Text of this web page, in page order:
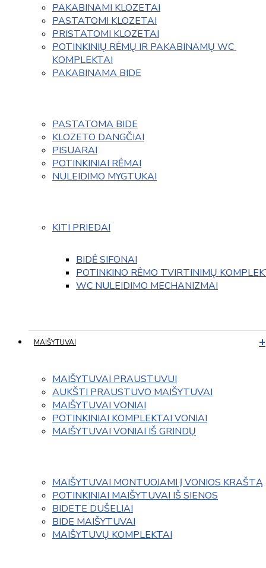
PAKABINAMI KLOZETAI
PASTATOMI KLOZETAI
PRISTATOMI KLOZETAI
POTINKINIŲ RĖMŲ IR PAKABINAMŲ WC
KOMPLEKTAI
PAKABINAMA BIDE
PASTATOMA BIDE
KLOZETO DANGČIAI
PISUARAI
POTINKINIAI RĖMAI
NULEIDIMO MYGTUKAI
KITI PRIEDAI
BIDĖ SIFONAI
POTINKINO RĖMO TVIRTINIMŲ
WC NULEIDIMO MECHANIZMAI
MAIŠYTUVAI
MAIŠYTUVAI PRAUSTUVUI
AUKŠTI PRAUSTUVO MAIŠYTUVAI
MAIŠYTUVAI VONIAI
POTINKINIAI KOMPLEKTAI VONIAI
MAIŠYTUVAI VONIAI IŠ GRINDŲ
MAIŠYTUVAI MONTUOJAMI Į VONIOS KRAŠTĄ
POTINKINIAI MAIŠYTUVAI IŠ SIENOS
BIDETE DUŠELIAI
BIDE MAIŠYTUVAI
MAIŠYTUVŲ KOMPLEKTAI